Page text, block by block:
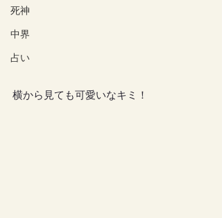
死神
中界
占い
横から見ても可愛いなキミ！